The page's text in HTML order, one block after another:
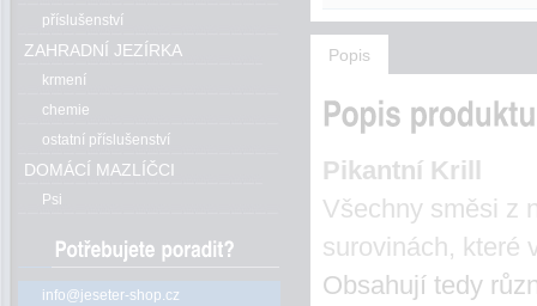
Popis
Pikantní Krill
Všechny směsi z
surovinách, které
Obsahují tedy
příslušenství
ZAHRADNÍ JEZÍRKA
krmení
chemie
ostatní příslušenství
DOMÁCÍ MAZLÍČCI
Psi
info@jeseter-shop.cz